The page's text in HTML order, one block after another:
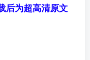
后为超高清原文